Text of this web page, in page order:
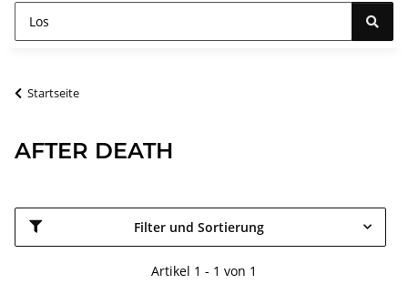
Startseite
AFTER DEATH
Filter und Sortierung
Artikel 1 - 1 von 1